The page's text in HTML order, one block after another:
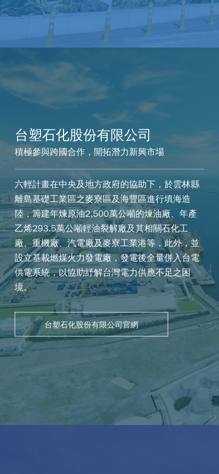
台塑石化股份有限公司
積極參與跨國合作，開拓潛力新興市場
六輕計畫在中央及地方政府的協助下，於雲林縣
離島基礎工業區之麥寮區及海豐區進行填海造
陸，籌建年煉原油2,500萬公噸的煉油廠、年產
乙烯293.5萬公噸輕油裂解廠及其相關石化工
廠、重機廠、汽電廠及麥寮工業港等，此外，並
設立基載燃煤火力發電廠，發電後全量併入台電
供電系統，以協助紓解台灣電力供應不足之困
境。
台塑石化股份有限公司官網